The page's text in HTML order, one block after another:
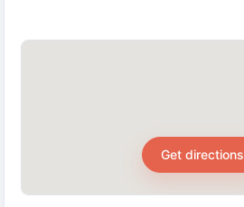
Get directions